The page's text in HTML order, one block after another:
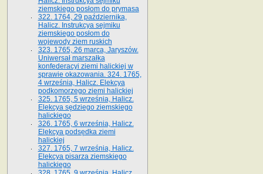
ziemskiego posłom do prymasa
322. 1764, 29 października,
Halicz. Instrukcya sejmiku
ziemskiego posłom do
wojewody ziem ruskich
323. 1765, 26 marca, Jaryszów.
Uniwersał marszałka
konfederacyi ziemi halickiej w
sprawie okazowania. 324. 1765,
4 września, Halicz. Elekcya
podkomorzego ziemi halickiej
325. 1765, 5 września, Halicz.
Elekcya sędziego ziemskiego
halickiego
326. 1765, 6 września, Halicz.
Elekcya podsędka ziemi
halickiej
327. 1765, 7 września, Halicz.
Elekcya pisarza ziemskiego
halickiego